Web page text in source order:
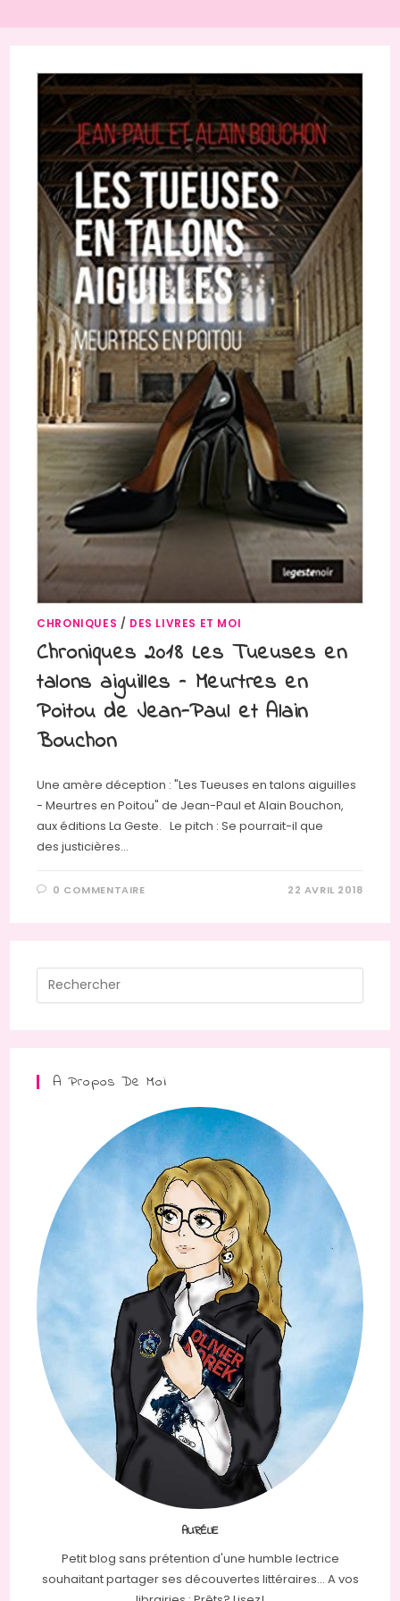
CHRONIQUES / DES LIVRES ET MOI
Chroniques 2018 Les Tueuses en
talons aiguilles – Meurtres en
Poitou de Jean-Paul et Alain
Bouchon
Une amère déception : "Les Tueuses en talons aiguilles
- Meurtres en Poitou" de Jean-Paul et Alain Bouchon,
aux éditions La Geste. Le pitch : Se pourrait-il que
des justicières…
0 COMMENTAIRE 22 AVRIL 2018
A Propos De Moi
AURÉLIE
Petit blog sans prétention d'une humble lectrice
souhaitant partager ses découvertes littéraires... A vos